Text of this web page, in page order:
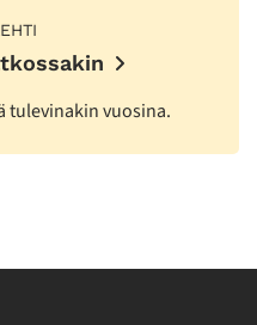
tulevinakin vuosina.